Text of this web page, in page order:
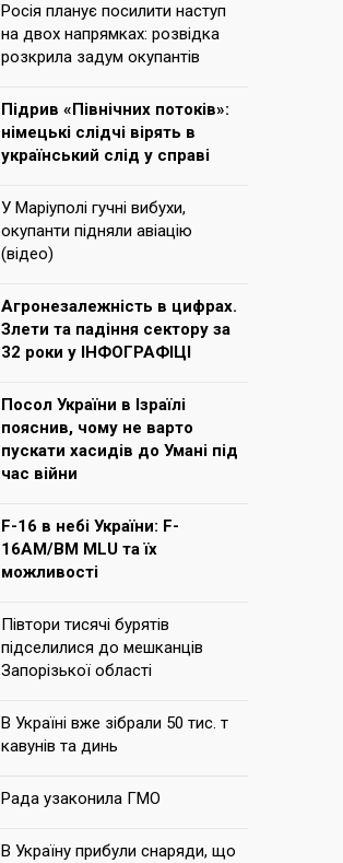
Росія планує посилити наступ
на двох напрямках: розвідка
розкрила задум окупантів
Підрив «Північних потоків»:
німецькі слідчі вірять в
український слід у справі
У Маріуполі гучні вибухи,
окупанти підняли авіацію
(відео)
Агронезалежність в цифрах.
Злети та падіння сектору за
32 роки у ІНФОГРАФІЦІ
Посол України в Ізраїлі
пояснив, чому не варто
пускати хасидів до Умані під
час війни
F-16 в небі України: F-
16AM/BM MLU та їх
можливості
Півтори тисячі бурятів
підселилися до мешканців
Запорізької області
В Україні вже зібрали 50 тис. т
кавунів та динь
Рада узаконила ГМО
В Україну прибули снаряди, що